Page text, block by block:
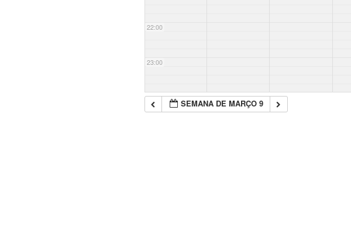
22:00
23:00
SEMANA DE MARÇO 9